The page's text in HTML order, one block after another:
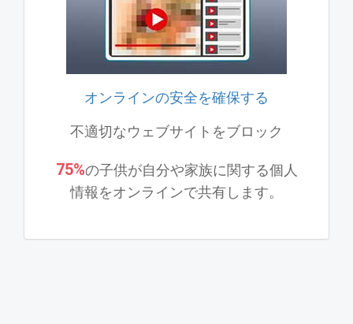
オンラインの安全を確保する
不適切なウェブサイトをブロック
75%の子供が自分や家族に関する個人
情報をオンラインで共有します。